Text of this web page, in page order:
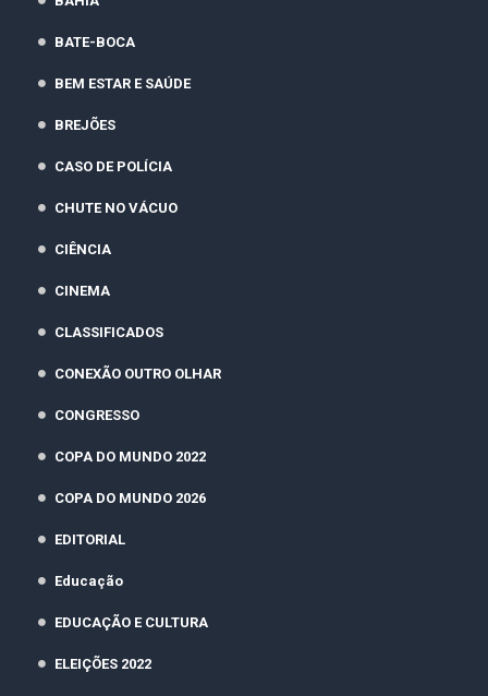
BATE-BOCA
BEM ESTAR E SAÚDE
BREJÕES
CASO DE POLÍCIA
CHUTE NO VÁCUO
CIÊNCIA
CINEMA
CLASSIFICADOS
CONEXÃO OUTRO OLHAR
CONGRESSO
COPA DO MUNDO 2022
COPA DO MUNDO 2026
EDITORIAL
Educação
EDUCAÇÃO E CULTURA
ELEIÇÕES 2022